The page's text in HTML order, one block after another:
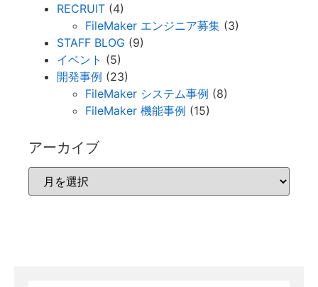
RECRUIT (4)
FileMaker エンジニア募集 (3)
STAFF BLOG (9)
イベント (5)
開発事例 (23)
FileMaker システム事例 (8)
FileMaker 機能事例 (15)
アーカイブ